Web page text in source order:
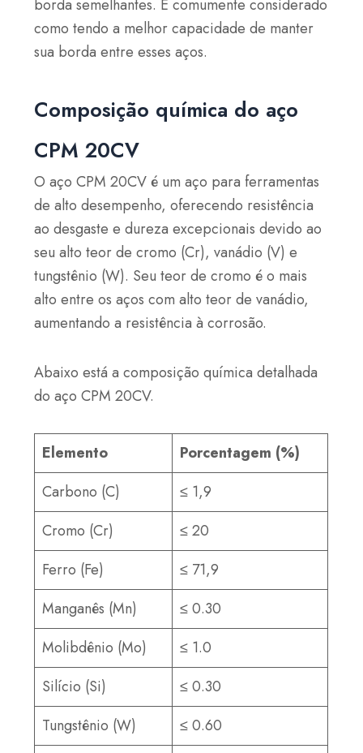
borda semelhantes. É comumente considerado
como tendo a melhor capacidade de manter
sua borda entre esses aços.
Composição química do aço
CPM 20CV
O aço CPM 20CV é um aço para ferramentas
de alto desempenho, oferecendo resistência
ao desgaste e dureza excepcionais devido ao
seu alto teor de cromo (Cr), vanádio (V) e
tungstênio (W). Seu teor de cromo é o mais
alto entre os aços com alto teor de vanádio,
aumentando a resistência à corrosão.
Abaixo está a composição química detalhada
do aço CPM 20CV.
Elemento
Porcentagem (%)
Carbono (C)
≤ 1,9
Cromo (Cr)
≤ 20
Ferro (Fe)
≤ 71,9
Manganês (Mn)
≤ 0.30
Molibdênio (Mo)
≤ 1.0
Silício (Si)
≤ 0.30
Tungstênio (W)
≤ 0.60